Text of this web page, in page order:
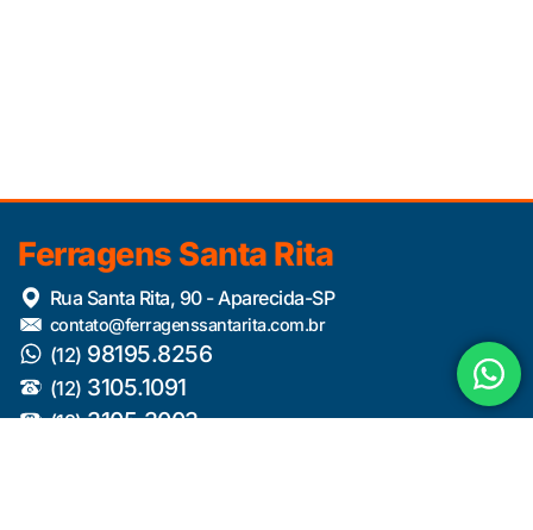
Ferragens Santa Rita
Rua Santa Rita, 90 - Aparecida-SP
contato@ferragenssantarita.com.br
(12) 98195.8256
(12) 3105.1091
(12)3105.3003